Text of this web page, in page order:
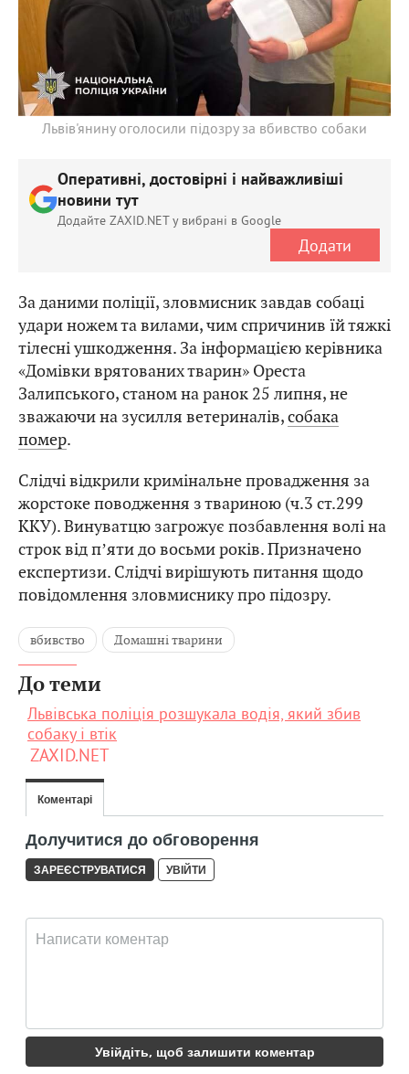
Львів'янину оголосили підозру за вбивство собаки
Оперативні, достовірні і найважливіші
новини тут
Додайте ZAXID.NET у вибрані в Google
Додати
За даними поліції, зловмисник завдав собаці
удари ножем та вилами, чим спричинив їй тяжкі
тілесні ушкодження. За інформацією керівника
«Домівки врятованих тварин» Ореста
Залипського, станом на ранок 25 липня, не
зважаючи на зусилля ветериналів,собака
помер.
Слідчі відкрили кримінальне провадження за
жорстоке поводження з твариною (ч.3 ст.299
ККУ). Винуватцю загрожує позбавлення волі на
строк від пʼяти до восьми років. Призначено
експертизи. Слідчі вирішують питання щодо
повідомлення зловмиснику про підозру.
вбивство Домашні тварини
До теми
Львівська поліція розшукала водія, який збив
собаку і втік
ZAXID.NET